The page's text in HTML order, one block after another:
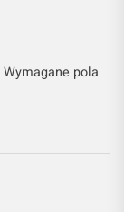
Wymagane pola